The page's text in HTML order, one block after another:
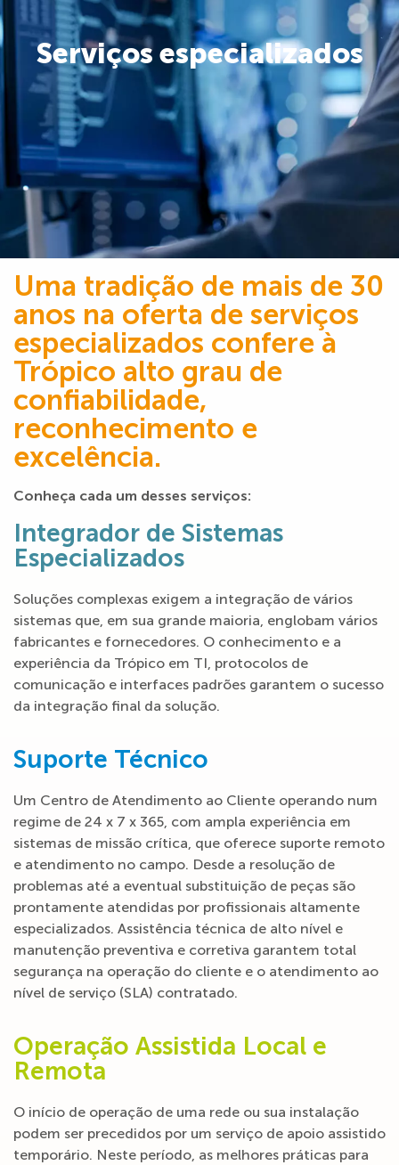
Serviços especializados
Uma tradição de mais de 30
anos na oferta de serviços
especializados confere à
Trópico alto grau de
confiabilidade,
reconhecimento e
excelência.
Conheça cada um desses serviços:
Integrador de Sistemas
Especializados
Soluções complexas exigem a integração de vários
sistemas que, em sua grande maioria, englobam vários
fabricantes e fornecedores. O conhecimento e a
experiência da Trópico em TI, protocolos de
comunicação e interfaces padrões garantem o sucesso
da integração final da solução.
Suporte Técnico
Um Centro de Atendimento ao Cliente operando num
regime de 24 x 7 x 365, com ampla experiência em
sistemas de missão crítica, que oferece suporte remoto
e atendimento no campo. Desde a resolução de
problemas até a eventual substituição de peças são
prontamente atendidas por profissionais altamente
especializados. Assistência técnica de alto nível e
manutenção preventiva e corretiva garantem total
segurança na operação do cliente e o atendimento ao
nível de serviço (SLA) contratado.
Operação Assistida Local e
Remota
O início de operação de uma rede ou sua instalação
podem ser precedidos por um serviço de apoio assistido
temporário. Neste período, as melhores práticas para